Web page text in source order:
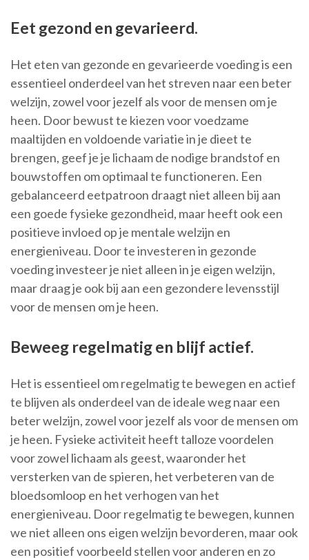
Eet gezond en gevarieerd.
Het eten van gezonde en gevarieerde voeding is een
essentieel onderdeel van het streven naar een beter
welzijn, zowel voor jezelf als voor de mensen om je
heen. Door bewust te kiezen voor voedzame
maaltijden en voldoende variatie in je dieet te
brengen, geef je je lichaam de nodige brandstof en
bouwstoffen om optimaal te functioneren. Een
gebalanceerd eetpatroon draagt niet alleen bij aan
een goede fysieke gezondheid, maar heeft ook een
positieve invloed op je mentale welzijn en
energieniveau. Door te investeren in gezonde
voeding investeer je niet alleen in je eigen welzijn,
maar draag je ook bij aan een gezondere levensstijl
voor de mensen om je heen.
Beweeg regelmatig en blijf actief.
Het is essentieel om regelmatig te bewegen en actief
te blijven als onderdeel van de ideale weg naar een
beter welzijn, zowel voor jezelf als voor de mensen om
je heen. Fysieke activiteit heeft talloze voordelen
voor zowel lichaam als geest, waaronder het
versterken van de spieren, het verbeteren van de
bloedsomloop en het verhogen van het
energieniveau. Door regelmatig te bewegen, kunnen
we niet alleen ons eigen welzijn bevorderen, maar ook
een positief voorbeeld stellen voor anderen en zo